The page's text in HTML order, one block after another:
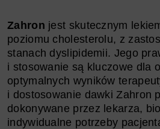
Zahron jest skutecznym
poziomu cholesterolu, z
stanach dyslipidemii. Jego
i stosowanie są kluczowe dla
optymalnych wyników
i dostosowanie dawki Zahron
dokonywane przez lekarza,
indywidualne potrzeby